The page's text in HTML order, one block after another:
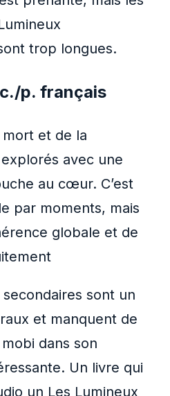
trop longues.
p. français
et de la
avec une
au cœur. C’est
par moments, mais
globale et de
sont un
et manquent de
dans son
Un livre qui
un Les Lumineux